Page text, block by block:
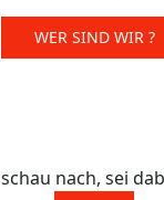
WER SIND WIR ?
schau nach, sei